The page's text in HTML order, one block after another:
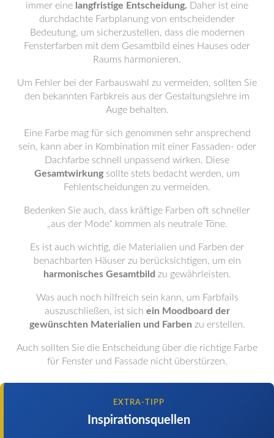
immer eine langfristige Entscheidung. Daher ist eine
durchdachte Farbplanung von entscheidender
Bedeutung, um sicherzustellen, dass die modernen
Fensterfarben mit dem Gesamtbild eines Hauses oder
Raums harmonieren.
Um Fehler bei der Farbauswahl zu vermeiden, sollten Sie
den bekannten Farbkreis aus der Gestaltungslehre im
Auge behalten.
Eine Farbe mag für sich genommen sehr ansprechend
sein, kann aber in Kombination mit einer Fassaden- oder
Dachfarbe schnell unpassend wirken. Diese
Gesamtwirkung sollte stets bedacht werden, um
Fehlentscheidungen zu vermeiden.
Bedenken Sie auch, dass kräftige Farben oft schneller
„aus der Mode“ kommen als neutrale Töne.
Es ist auch wichtig, die Materialien und Farben der
benachbarten Häuser zu berücksichtigen, um ein
harmonisches Gesamtbild zu gewährleisten.
Was auch noch hilfreich sein kann, um Farbfails
auszuschließen, ist sich ein Moodboard der
gewünschten Materialien und Farben zu erstellen.
Auch sollten Sie die Entscheidung über die richtige Farbe
für Fenster und Fassade nicht überstürzen.
EXTRA-TIPP
Inspirationsquellen